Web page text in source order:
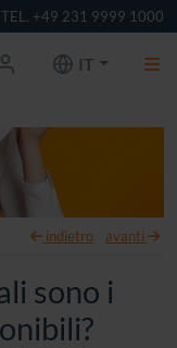
TEL. +49 231 9999 1000
IT
indietro avanti
sono i